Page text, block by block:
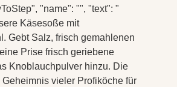
"name": "", "text": "
Käsesoße mit
Gebt Salz, frisch gemahlenen
Prise frisch geriebene
Knoblauchpulver hinzu. Die
Geheimnis vieler Profiköche für